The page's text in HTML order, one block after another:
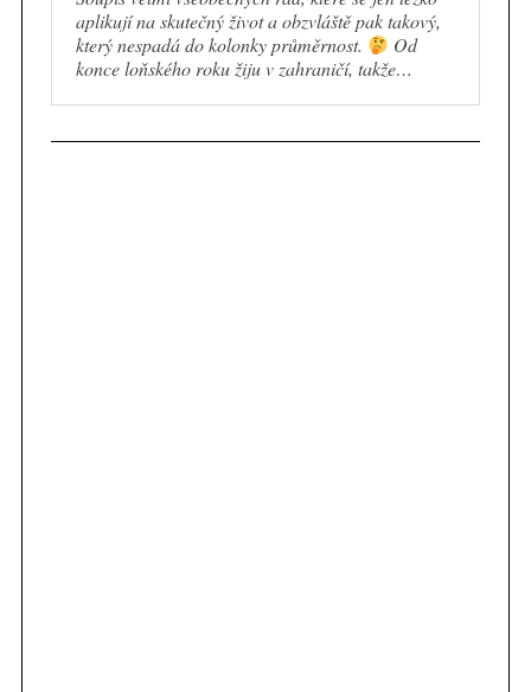
aplikují na skutečný život a obzvláště pak takový,
který nespadá do kolonky průměrnost.
Od
konce loňského roku žiju v zahraničí, takže…